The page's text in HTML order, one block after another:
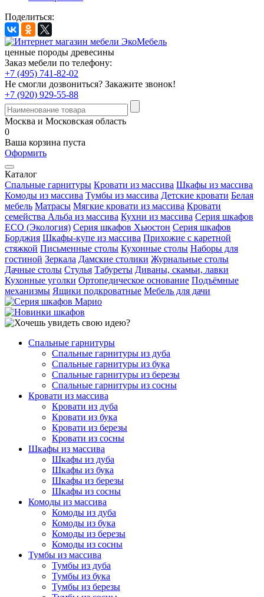
Поделиться:
ценные породы древесины
Заказ мебели по телефону:
+7 (495) 741-82-02
Не смогли дозвониться? Закажите звонок!
+7 (920) 929-55-88
Москва и Московская область
0
Ваша корзина пуста
Оформить
Каталог
Спальные гарнитуры Кровати из массива Шкафы из массива
Комоды из массива Тумбы из массива Детские кровати Белая
мебель Матрасы Мягкие кровати из массива Кровати
семейства Альба из массива Кухни из массива Серия шкафов
ECO (Экология) Серия шкафов Хьюстон Серия шкафов
Борджия Шкафы-купе из массива Прихожие с каретной
стяжкой Письменные столы Кухонные столы Наборы для
гостиной Зеркала Дамские столики Журнальные столы
Дачные столы Стулья Табуреты Диваны, скамьи, лавки
Кухонные уголки Ортопедическое основание Подъёмные
механизмы Ящики подкроватные Мебель для дачи
Спальные гарнитуры
Спальные гарнитуры из дуба
Спальные гарнитуры из бука
Спальные гарнитуры из березы
Спальные гарнитуры из сосны
Кровати из массива
Кровати из дуба
Кровати из бука
Кровати из березы
Кровати из сосны
Шкафы из массива
Шкафы из дуба
Шкафы из бука
Шкафы из березы
Шкафы из сосны
Комоды из массива
Комоды из дуба
Комоды из бука
Комоды из березы
Комоды из сосны
Тумбы из массива
Тумбы из дуба
Тумбы из бука
Тумбы из березы